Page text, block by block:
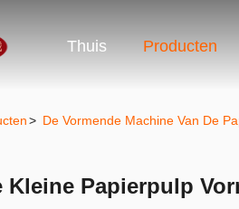
Thuis Producten
> De Vormende Machine Van De
Kleine Papierpulp